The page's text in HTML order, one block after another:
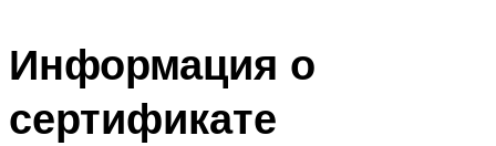
Информация о
сертификате